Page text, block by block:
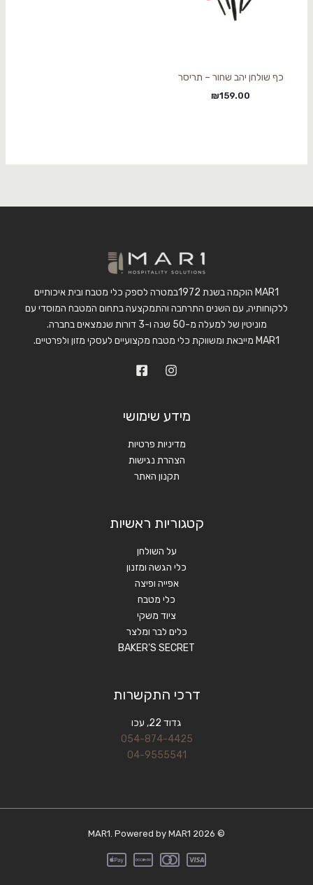
כף שולחן יהב שחור – תריסר
₪159.00
MAR1 הוקמה בשנת 1972במטרה לספק כלי מטבח ובית איכותיים
ללקוחותיה, עם השנים התרחבה והתמקצעה בתחום המטבח המוסדי עם
מוניטין של למעלה מ-50 שנה ו-3 דורות שנמצאים בחברה.
MAR1 מייבאת ומשווקת כלי מטבח מקצועיים לעסקי מזון ולפרטיים.
מידע שימושי
מדיניות פרטיות
הצהרת נגישות
תקנון האתר
קטגוריות ראשיות
על השולחן
כלי הגשה ומזנון
אפייה ופיצה
כלי מטבח
ציוד משקי
כלים לבר ומלצר
BAKER'S SECRET
דרכי התקשרות
גדוד 22, עכו
054-874-4425
04-9555541
© 2026 MAR1. Powered by MAR1